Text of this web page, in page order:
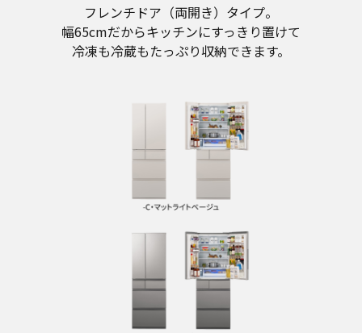
フレンチドア（両開き）タイプ。
幅65cmだからキッチンにすっきり置けて
冷凍も冷蔵もたっぷり収納できます。